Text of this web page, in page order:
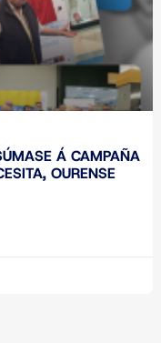
Á CAMPAÑA
OURENSE